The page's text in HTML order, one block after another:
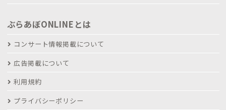
ぶらあぼONLINEとは
コンサート情報掲載について
広告掲載について
利用規約
プライバシーポリシー